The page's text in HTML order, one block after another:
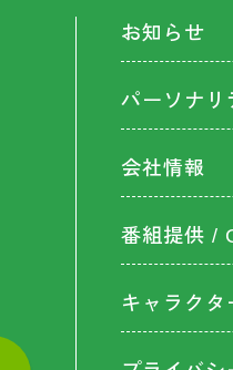
お知らせ
パーソナリ
会社情報
番組提供 /
キャラクタ